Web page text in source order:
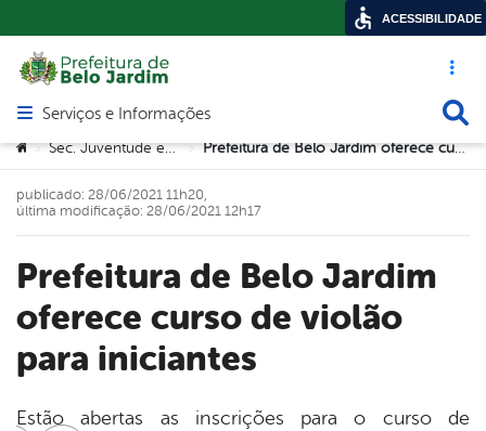
Acesso
Abrir menu principal de navegação
Serviços e Informações
Você está aqui:
> Sec. Juventude e Trabalho > Prefeitura de Belo Jardim oferece curso de violão para iniciantes
Prefeitura de Belo Jardim
oferece curso de violão
para iniciantes
publicado: 28/06/2021 11h20,
última modificação: 28/06/2021 12h17
Estão abertas as inscrições para o curso de
ACESSIBILIDADE